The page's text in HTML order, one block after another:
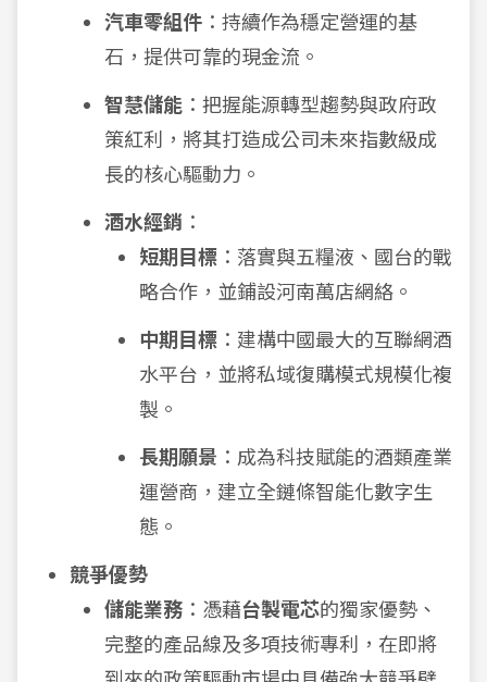
汽車零組件 ：持續作為穩定營運的基
石，提供可靠的現金流。
智慧儲能 ：把握能源轉型趨勢與政府政
策紅利，將其打造成公司未來指數級成
長的核心驅動力。
酒水經銷 ：
短期目標 ：落實與五糧液、國台的戰
略合作，並鋪設河南萬店網絡。
中期目標 ：建構中國最大的互聯網酒
水平台，並將私域復購模式規模化複
製。
長期願景 ：成為科技賦能的酒類產業
運營商，建立全鏈條智能化數字生
態。
競爭優勢
儲能業務 ：憑藉台製電芯的獨家優勢、
完整的產品線及多項技術專利，在即將